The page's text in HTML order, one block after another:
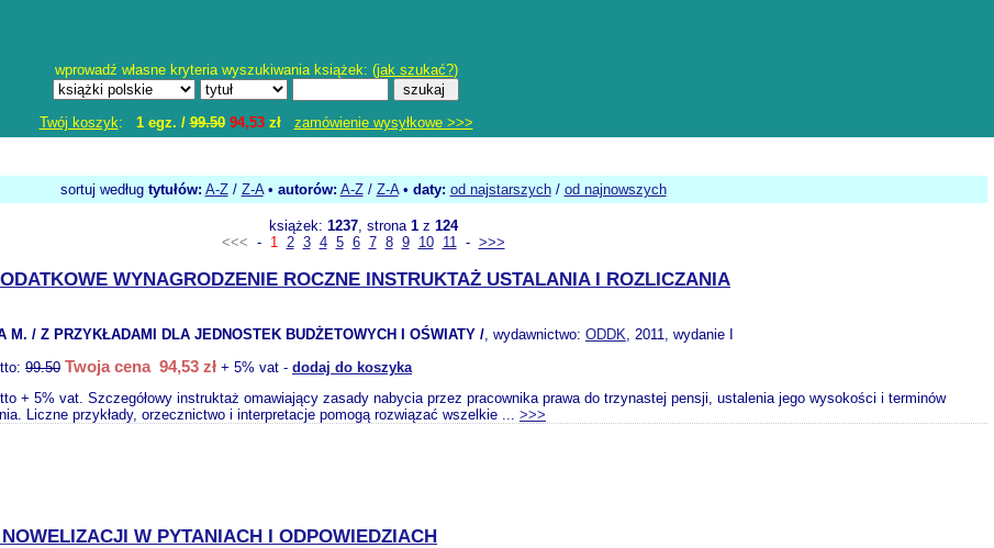
wprowadź własne kryteria wyszukiwania książek: (jak szukać?)
Twój koszyk: 1 egz. /99.50 94,53zł
zamówienie wysyłkowe >>>
sortuj według tytułów: A-Z/ Z-A• autorów: A-Z/ Z-A• daty: od najstarszych/ od najnowszych
książek: 1237, strona 1z 124
<<< - 1 2 3 4 5 6 7 8 9 10 11- >>>
WYNAGRODZENIE ROCZNE INSTRUKTAŻ USTALANIA I ROZLICZANIA
M. / Z PRZYKŁADAMI DLA JEDNOSTEK BUDŻETOWYCH I OŚWIATY /, wydawnictwo: ODDK, 2011, wydanie I
99.50 Twoja cena 94,53 zł + 5% vat - dodaj do koszyka
+ 5% vat. Szczegółowy instruktaż omawiający zasady nabycia przez pracownika prawa do trzynastej pensji, ustalenia jego wysokości i terminów
Liczne przykłady, orzecznictwo i interpretacje pomogą rozwiązać wszelkie ... >>>
W PYTANIACH I ODPOWIEDZIACH